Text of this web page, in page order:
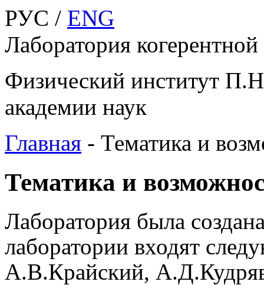
РУС / ENG
Лаборатория
Физический институт
академии наук
Главная - Тематика и
Тематика и
Лаборатория была
лаборатории входят
А.В.Крайский,